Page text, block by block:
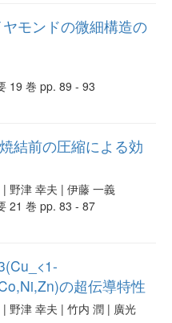
モンドの微細構造の
19 巻 pp. 89 - 93
結前の圧縮による効
野津 幸夫 | 伊藤 一義
21 巻 pp. 83 - 87
の超伝導特性
野津 幸夫 | 竹内 潤 | 廣光